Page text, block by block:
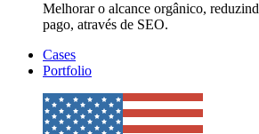
Melhorar o alcance orgânico,
pago, através de SEO.
Cases
Portfolio